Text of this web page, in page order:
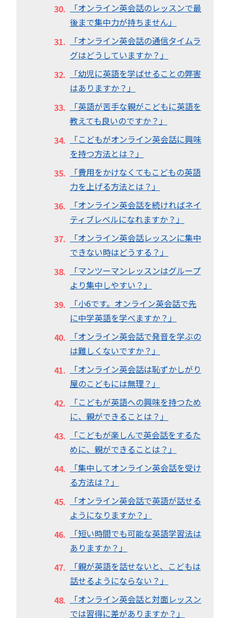
「オンライン英会話のレッスンで最
後まで集中力が持ちません」
「オンライン英会話の通信タイムラ
グはどうしていますか？」
「幼児に英語を学ばせることの弊害
はありますか？」
「英語が苦手な親がこどもに英語を
教えても良いのですか？」
「こどもがオンライン英会話に興味
を持つ方法とは？」
「費用をかけなくてもこどもの英語
力を上げる方法とは？」
「オンライン英会話を続ければネイ
ティブレベルになれますか？」
「オンライン英会話レッスンに集中
できない時はどうする？」
「マンツーマンレッスンはグループ
より集中しやすい？」
「小6です。オンライン英会話で先
に中学英語を学べますか？」
「オンライン英会話で発音を学ぶの
は難しくないですか？」
「オンライン英会話は恥ずかしがり
屋のこどもには無理？」
「こどもが英語への興味を持つため
に、親ができることは？」
「こどもが楽しんで英会話をするた
めに、親ができることは？」
「集中してオンライン英会話を受け
る方法は？」
「オンライン英会話で英語が話せる
ようになりますか？」
「短い時間でも可能な英語学習法は
ありますか？」
「親が英語を話せないと、こどもは
話せるようにならない？」
「オンライン英会話と対面レッスン
では習得に差がありますか？」